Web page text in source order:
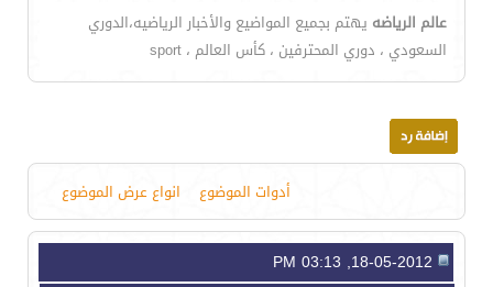
عالم الرياضه يهتم بجميع المواضيع والأخبار الرياضيه،الدوري
السعودي ، دوري المحترفين ، كأس العالم ، sport
أدوات الموضوع انواع عرض الموضوع